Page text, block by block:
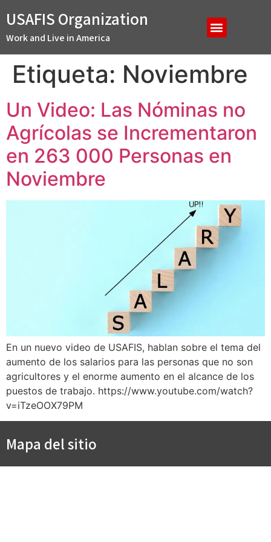
USAFIS Organization
Work and Live in America
Etiqueta: Noviembre
Un Video: Las Nóminas no
Agrícolas se Incrementaron
en 263 000 Personas en
Noviembre
En un nuevo video de USAFIS, hablan sobre el tema del
aumento de los salarios para las personas que no son
agricultores y el enorme aumento en el alcance de los
puestos de trabajo. https://www.youtube.com/watch?
v=iTzeOOX79PM
Mapa del sitio